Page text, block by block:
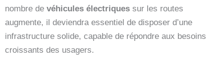
nombre de véhicules électriques sur les routes
augmente, il deviendra essentiel de disposer d’une
infrastructure solide, capable de répondre aux besoins
croissants des usagers.